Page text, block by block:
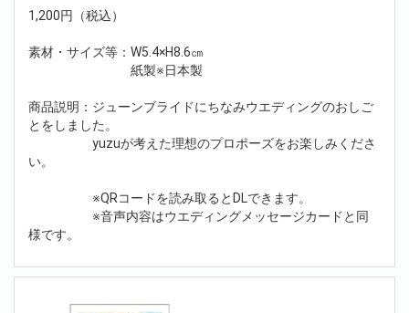
1,200円（税込）
素材・サイズ等：W5.4×H8.6㎝
紙製※日本製
商品説明：ジューンブライドにちなみウエディングのおしご
とをしました。
yuzuが考えた理想のプロポーズをお楽しみくださ
い。
※QRコードを読み取るとDLできます。
※音声内容はウエディングメッセージカードと同
様です。